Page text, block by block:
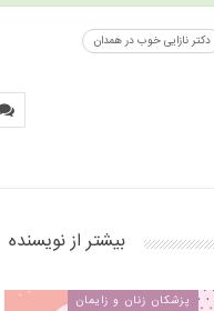
دکتر نازایی خوب در همدان
بیشتر از نویسنده
پزشکان زنان و زایمان